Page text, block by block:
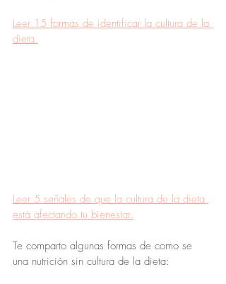
Leer 15 formas de identificar la cultura de la
dieta.
Leer 5 señales de que la cultura de la dieta
está afectando tu bienestar.
Te comparto algunas formas de como se
una nutrición sin cultura de la dieta: